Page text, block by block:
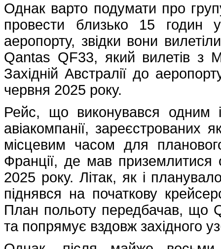
Однак варто подумати про
провести близько 15 годин
аеропорту, звідки вони
Qantas QF33, який вилетів з
Західній Австралії до
червня 2025 року.
Рейс, що виконувався одним
авіакомпанії,
місцевим часом для
Франції, де мав
2025 року. Літак, як і
піднявся на початкову
План польоту передбачав, що
та попрямує вздовж західного